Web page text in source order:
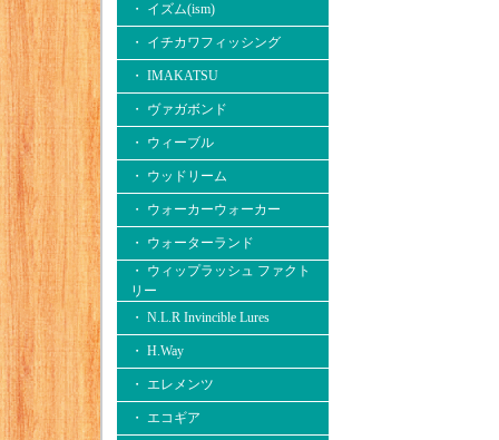
・ イズム(ism)
・ イチカワフィッシング
・ IMAKATSU
・ ヴァガボンド
・ ウィーブル
・ ウッドリーム
・ ウォーカーウォーカー
・ ウォーターランド
・ ウィップラッシュ ファクト
リー
・ N.L.R Invincible Lures
・ H.Way
・ エレメンツ
・ エコギア